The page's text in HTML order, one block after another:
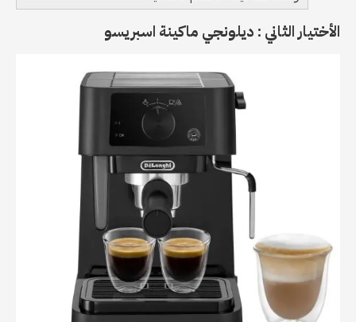
الأختيار الثاني : ديلونجي ماكينة اسبريسو